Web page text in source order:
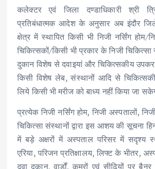
कलेक्टर एवं जिला दण्डाधिकारी श्री
प्रतिबंधात्मक आदेश के अनुसार अब इंदौर
क्षेत्र में स्थापित किसी भी निजी नर्सिंग होम/
चिकित्सकों/किसी भी प्रकार के निजी चिकित्सा
दुकान विशेष से दवाइयां और चिकित्सकीय
किसी विशेष लेब, संस्थानों आदि से
लिये किसी भी मरीज को बाध्य नहीं किया जा
प्रत्येक निजी नर्सिंग होम, निजी अस्पतालों,
चिकित्सा संस्थानों द्वारा इस आशय की सूचना
में बड़े अक्षरों में अस्पताल परिसर में सदृश्य
एरिया, परिजन प्रतिक्षालय, लिफ्ट के भीतर,
दवा दुकान, वार्डों, कमरों एवं सीढ़ियों पर